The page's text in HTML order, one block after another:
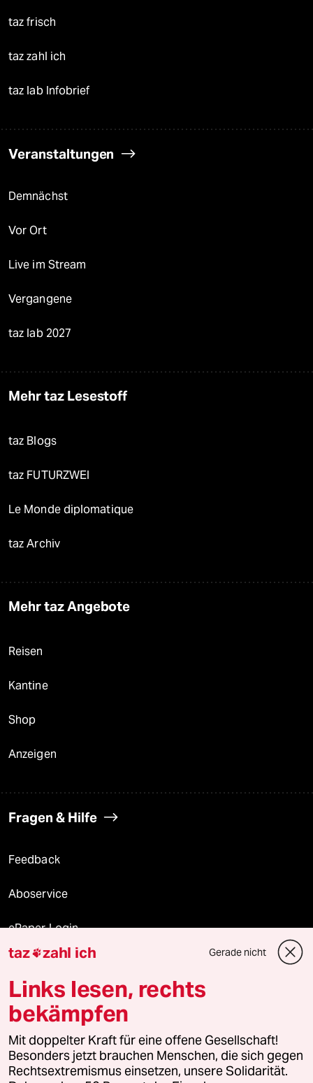
taz frisch
taz zahl ich
taz lab Infobrief
Veranstaltungen
Demnächst
Vor Ort
Live im Stream
Vergangene
taz lab 2027
Mehr taz Lesestoff
taz Blogs
taz FUTURZWEI
Le Monde diplomatique
taz Archiv
Mehr taz Angebote
Reisen
Kantine
Shop
Anzeigen
Fragen & Hilfe
Feedback
Aboservice
ePaper Login
Downloads für Abonnierende
© 2026 taz Verlags und Vertriebs GmbH
Alle Rechte vorbehalten. Bei rechtlichen Fragen oder für Genehmigungen
wenden Sie sich bitte an
lizenzen@taz.de
taz zahl ich Gerade nicht
Links lesen, rechts
bekämpfen
Mit doppelter Kraft für eine offene Gesellschaft!
Besonders jetzt brauchen Menschen, die sich gegen
Rechtsextremismus einsetzen, unsere Solidarität.